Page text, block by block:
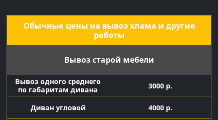
Обычные цены на вывоз хлама и другие
работы
Вывоз старой мебели
Вывоз одного среднего
по габаритам дивана
3000 р.
Диван угловой
4000 р.